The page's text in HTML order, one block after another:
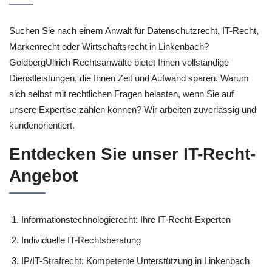
Suchen Sie nach einem Anwalt für Datenschutzrecht, IT-Recht,
Markenrecht oder Wirtschaftsrecht in Linkenbach?
GoldbergUllrich Rechtsanwälte bietet Ihnen vollständige
Dienstleistungen, die Ihnen Zeit und Aufwand sparen. Warum
sich selbst mit rechtlichen Fragen belasten, wenn Sie auf
unsere Expertise zählen können? Wir arbeiten zuverlässig und
kundenorientiert.
Entdecken Sie unser IT-Recht-
Angebot
Informationstechnologierecht: Ihre IT-Recht-Experten
Individuelle IT-Rechtsberatung
IP/IT-Strafrecht: Kompetente Unterstützung in Linkenbach